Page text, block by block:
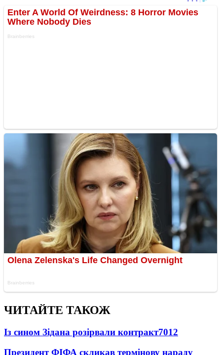
ЧИТАЙТЕ ТАКОЖ
Із сином Зідана розірвали контракт7012
Президент ФІФА скликав термінову нараду